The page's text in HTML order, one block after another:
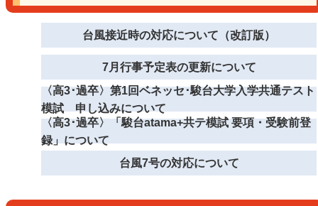
台風接近時の対応について（改訂版）
7月行事予定表の更新について
〈高3･過卒〉第1回ベネッセ･駿台大学入学共通テスト
模試 申し込みについて
〈高3･過卒〉「駿台atama+共テ模試 要項・受験前登
録」について
台風7号の対応について